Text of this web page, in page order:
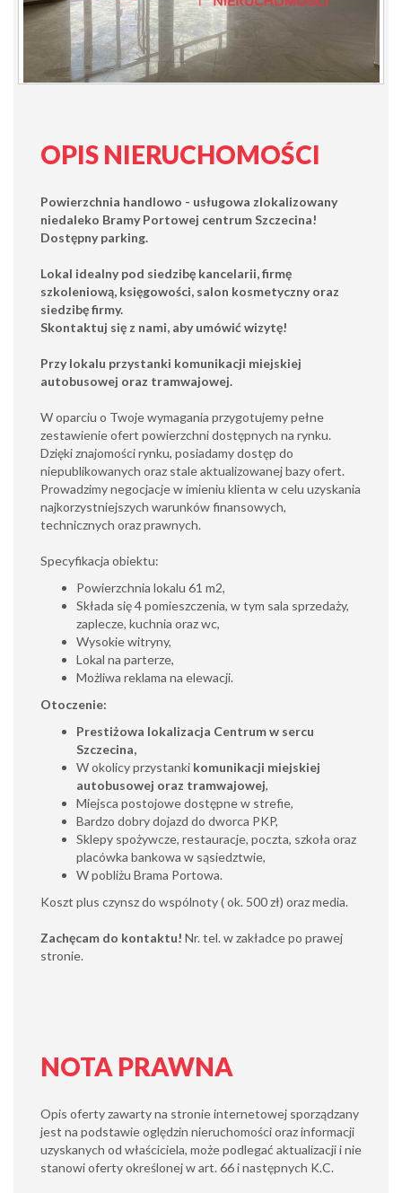
OPIS NIERUCHOMOŚCI
Powierzchnia handlowo - usługowa zlokalizowany
niedaleko Bramy Portowej centrum Szczecina!
Dostępny parking.
Lokal idealny pod siedzibę kancelarii, firmę
szkoleniową, księgowości, salon kosmetyczny oraz
siedzibę firmy.
Skontaktuj się z nami, aby umówić wizytę!
Przy lokalu przystanki komunikacji miejskiej
autobusowej oraz tramwajowej.
W oparciu o Twoje wymagania przygotujemy pełne
zestawienie ofert powierzchni dostępnych na rynku.
Dzięki znajomości rynku, posiadamy dostęp do
niepublikowanych oraz stale aktualizowanej bazy ofert.
Prowadzimy negocjacje w imieniu klienta w celu uzyskania
najkorzystniejszych warunków finansowych,
technicznych oraz prawnych .
Specyfikacja obiektu:
Powierzchnia lokalu 61 m2,
Składa się 4 pomieszczenia, w tym sala sprzedaży,
zaplecze, kuchnia oraz wc,
Wysokie witryny,
Lokal na parterze,
Możliwa reklama na elewacji.
Otoczenie:
Prestiżowa lokalizacja Centrum w sercu
Szczecina,
W okolicy przystanki komunikacji miejskiej
autobusowej oraz tramwajowej,
Miejsca postojowe dostępne w strefie,
Bardzo dobry dojazd do dworca PKP,
Sklepy spożywcze, restauracje, poczta, szkoła oraz
placówka bankowa w sąsiedztwie,
W pobliżu Brama Portowa.
Koszt plus czynsz do wspólnoty ( ok. 500 zł) oraz media.
Zachęcam do kontaktu! Nr. tel. w zakładce po prawej
stronie.
NOTA PRAWNA
Opis oferty zawarty na stronie internetowej sporządzany
jest na podstawie oględzin nieruchomości oraz informacji
uzyskanych od właściciela, może podlegać aktualizacji i nie
stanowi oferty określonej w art. 66 i następnych K.C.